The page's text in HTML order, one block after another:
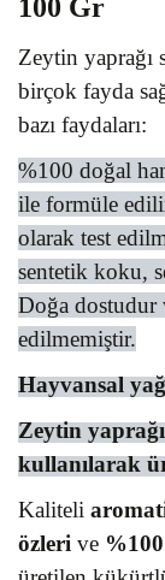
100 Gr
Zeytin
birçok fayda
bazı faydaları:
%100 doğal
ile formüle
olarak test
sentetik koku,
Doğa dostudur
edilmemiştir.
Hayvansal
Zeytin
kullanılarak
Kaliteli
özleri ve